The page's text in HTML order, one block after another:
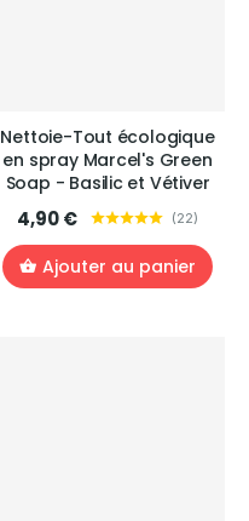
Nettoie-Tout écologique
en spray Marcel's Green
Soap - Basilic et Vétiver
4,90 € (22)
Ajouter au panier